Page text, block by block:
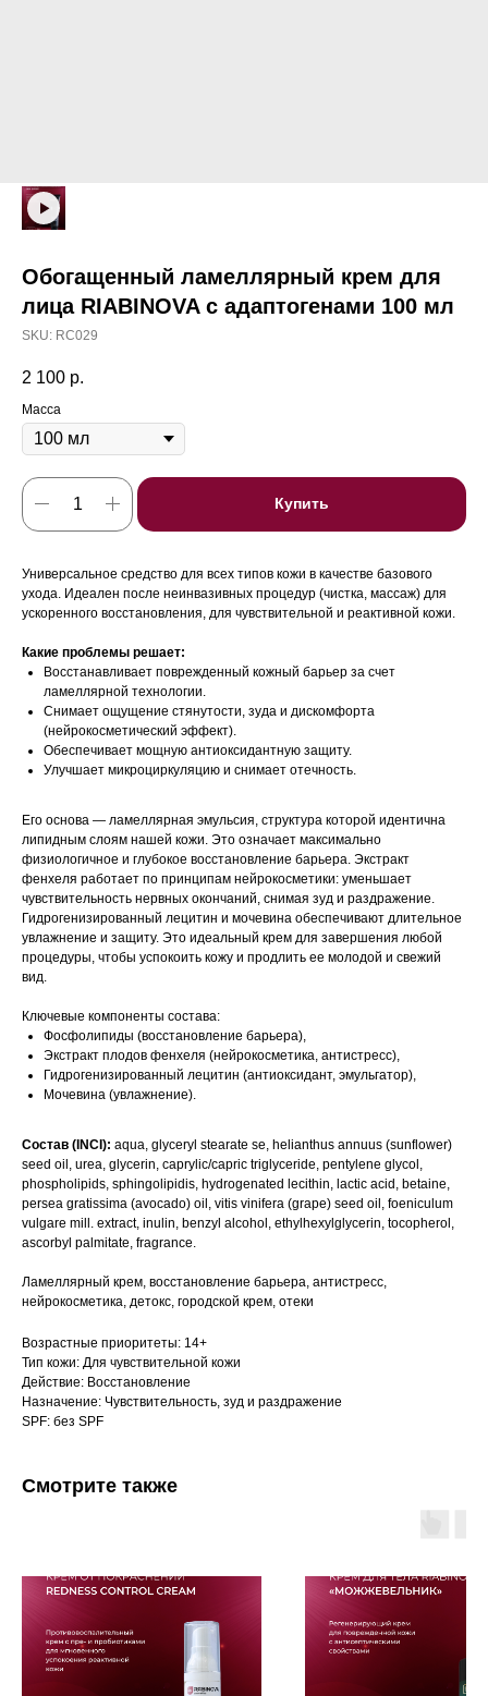
Обогащенный ламеллярный крем для
лица RIABINOVA с адаптогенами 100 мл
SKU: RC029
2 100 р.
Масса
Купить
Универсальное средство для всех типов кожи в качестве базового
ухода. Идеален после неинвазивных процедур (чистка, массаж) для
ускоренного восстановления, для чувствительной и реактивной кожи.
Какие проблемы решает:
Восстанавливает поврежденный кожный барьер за счет
ламеллярной технологии.
Снимает ощущение стянутости, зуда и дискомфорта
(нейрокосметический эффект).
Обеспечивает мощную антиоксидантную защиту.
Улучшает микроциркуляцию и снимает отечность.
Его основа — ламеллярная эмульсия, структура которой идентична
липидным слоям нашей кожи. Это означает максимально
физиологичное и глубокое восстановление барьера. Экстракт
фенхеля работает по принципам нейрокосметики: уменьшает
чувствительность нервных окончаний, снимая зуд и раздражение.
Гидрогенизированный лецитин и мочевина обеспечивают длительное
увлажнение и защиту. Это идеальный крем для завершения любой
процедуры, чтобы успокоить кожу и продлить ее молодой и свежий
вид.
Ключевые компоненты состава:
Фосфолипиды (восстановление барьера),
Экстракт плодов фенхеля (нейрокосметика, антистресс),
Гидрогенизированный лецитин (антиоксидант, эмульгатор),
Мочевина (увлажнение).
Состав (INCI): aqua, glyceryl stearate se, helianthus annuus (sunflower)
seed oil, urea, glycerin, caprylic/capric triglyceride, pentylene glycol,
phospholipids, sphingolipidis, hydrogenated lecithin, lactic acid, betaine,
persea gratissima (avocado) oil, vitis vinifera (grape) seed oil, foeniculum
vulgare mill. extract, inulin, benzyl alcohol, ethylhexylglycerin, tocopherol,
ascorbyl palmitate, fragrance.
Ламеллярный крем, восстановление барьера, антистресс,
нейрокосметика, детокс, городской крем, отеки
Возрастные приоритеты: 14+
Тип кожи: Для чувствительной кожи
Действие: Восстановление
Назначение: Чувствительность, зуд и раздражение
SPF: без SPF
Смотрите также